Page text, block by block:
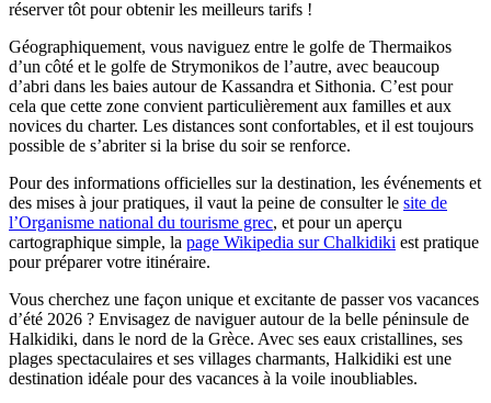
réserver tôt pour obtenir les meilleurs tarifs !
Géographiquement, vous naviguez entre le golfe de Thermaikos
d’un côté et le golfe de Strymonikos de l’autre, avec beaucoup
d’abri dans les baies autour de Kassandra et Sithonia. C’est pour
cela que cette zone convient particulièrement aux familles et aux
novices du charter. Les distances sont confortables, et il est toujours
possible de s’abriter si la brise du soir se renforce.
Pour des informations officielles sur la destination, les événements et
des mises à jour pratiques, il vaut la peine de consulter le site de
l’Organisme national du tourisme grec, et pour un aperçu
cartographique simple, la page Wikipedia sur Chalkidiki est pratique
pour préparer votre itinéraire.
Vous cherchez une façon unique et excitante de passer vos vacances
d’été 2026 ? Envisagez de naviguer autour de la belle péninsule de
Halkidiki, dans le nord de la Grèce. Avec ses eaux cristallines, ses
plages spectaculaires et ses villages charmants, Halkidiki est une
destination idéale pour des vacances à la voile inoubliables.